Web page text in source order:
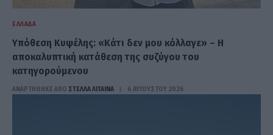
ΕΛΛΆΔΑ
Υπόθεση Κυψέλης: «Κάτι δεν μου κόλλαγε» – Η
αποκαλυπτική κατάθεση της συζύγου του
κατηγορούμενου
ΑΝΑΡΤΗΘΗΚΕ ΑΠΟ ΣΤΈΛΛΑ ΛΊΤΑΙΝΑ 6 ΑΥΓΟΎΣΤΟΥ 2026